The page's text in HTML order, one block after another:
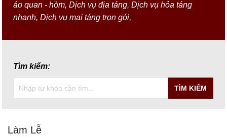
áo quan - hòm,Dịch vụ địa táng,Dịch vụ hỏa táng
nhanh,Dịch vụ mai táng trọn gói,
Tìm kiếm:
TÌM KIẾM
Làm Lễ